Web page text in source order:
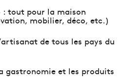
: tout pour la maison
mobilier, déco, etc.)
de tous les pays du
gastronomie et les produits